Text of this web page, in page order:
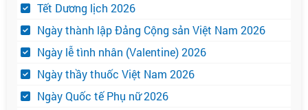
Tết Dương lịch 2026
Ngày thành lập Đảng Cộng sản Việt Nam 2026
Ngày lễ tình nhân (Valentine) 2026
Ngày thầy thuốc Việt Nam 2026
Ngày Quốc tế Phụ nữ 2026